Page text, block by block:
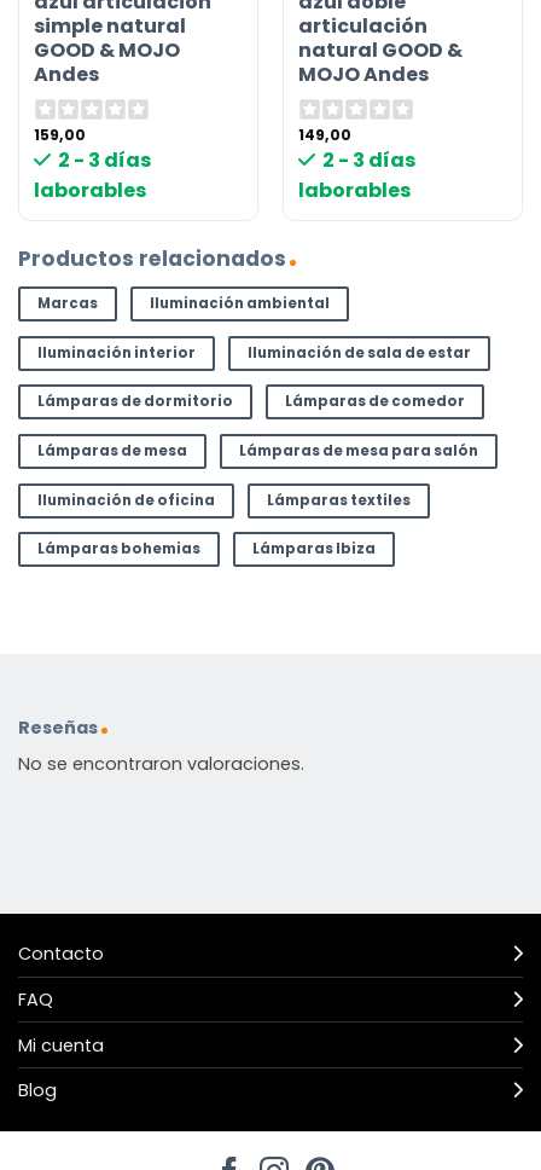
simple natural
GOOD & MOJO
Andes
159,00
2 - 3 días
laborables
articulación
natural GOOD &
MOJO Andes
149,00
2 - 3 días
laborables
Productos relacionados
Marcas Iluminación ambiental
Iluminación interior Iluminación de sala de estar
Lámparas de dormitorio Lámparas de comedor
Lámparas de mesa Lámparas de mesa para salón
Iluminación de oficina Lámparas textiles
Lámparas bohemias Lámparas Ibiza
Reseñas
No se encontraron valoraciones.
Contacto
FAQ
Mi cuenta
Blog